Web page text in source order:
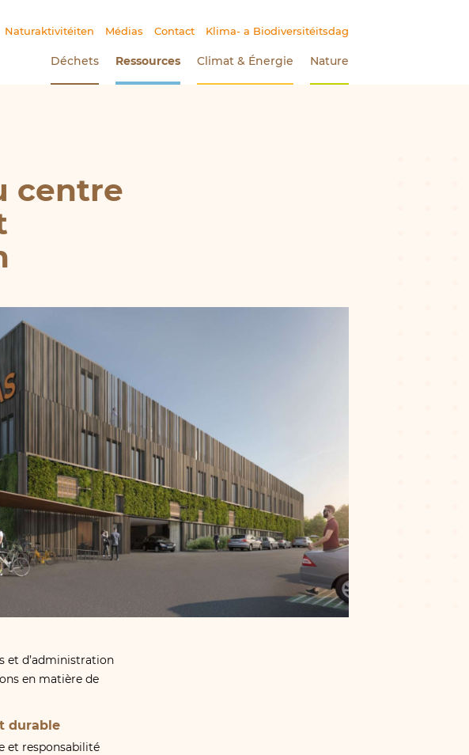
Naturaktivitéiten Médias Contact Klima- a Biodiversitéitsdag
Déchets Ressources(Section actuelle)
Climat & Énergie Nature
centre
et d’administration
en matière de
durable
et responsabilité